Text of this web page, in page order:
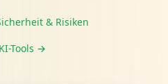
& Risiken
Tools →